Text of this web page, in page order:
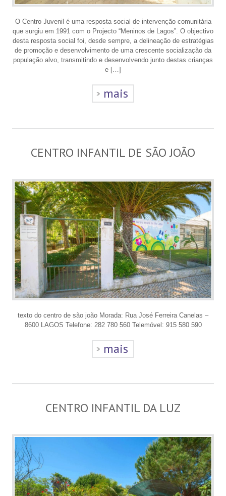
O Centro Juvenil é uma resposta social de intervenção comunitária
que surgiu em 1991 com o Projecto “Meninos de Lagos”. O objectivo
desta resposta social foi, desde sempre, a delineação de estratégias
de promoção e desenvolvimento de uma crescente socialização da
população alvo, transmitindo e desenvolvendo junto destas crianças
e […]
mais
CENTRO INFANTIL DE SÃO JOÃO
texto do centro de são joão Morada: Rua José Ferreira Canelas –
8600 LAGOS Telefone: 282 780 560 Telemóvel: 915 580 590
mais
CENTRO INFANTIL DA LUZ